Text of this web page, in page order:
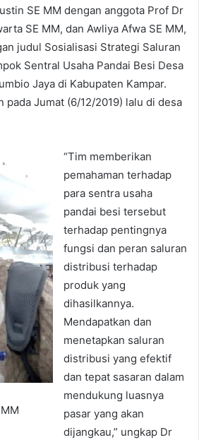
SE MM dengan anggota Prof Dr
SE MM, dan Awliya Afwa SE MM,
judul Sosialisasi Strategi Saluran
Sentral Usaha Pandai Besi Desa
Jaya di Kabupaten Kampar.
pada Jumat (6/12/2019) lalu di desa
“Tim memberikan
pemahaman terhadap
para sentra usaha
pandai besi tersebut
terhadap pentingnya
fungsi dan peran saluran
distribusi terhadap
produk yang
dihasilkannya.
Mendapatkan dan
menetapkan saluran
distribusi yang efektif
dan tepat sasaran dalam
mendukung luasnya
pasar yang akan
dijangkau,” ungkap Dr